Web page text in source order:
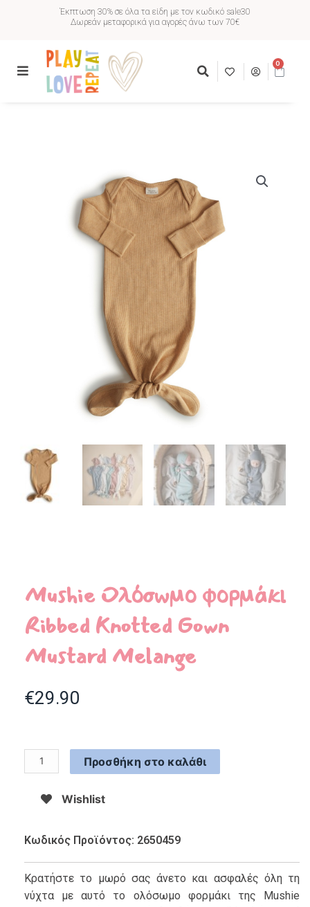
Έκπτωση 30% σε όλα τα είδη με τον κωδικό sale30
Δωρεάν μεταφορικά για αγορές άνω των 70€
0
Mushie Ολόσωμο φορμάκι
Ribbed Knotted Gown
Mustard Melange
€29.90
Προσθήκη στο καλάθι
Wishlist
Κωδικός Προϊόντος: 2650459
Κρατήστε το μωρό σας άνετο και ασφαλές όλη τη
νύχτα με αυτό το ολόσωμο φορμάκι της Mushie